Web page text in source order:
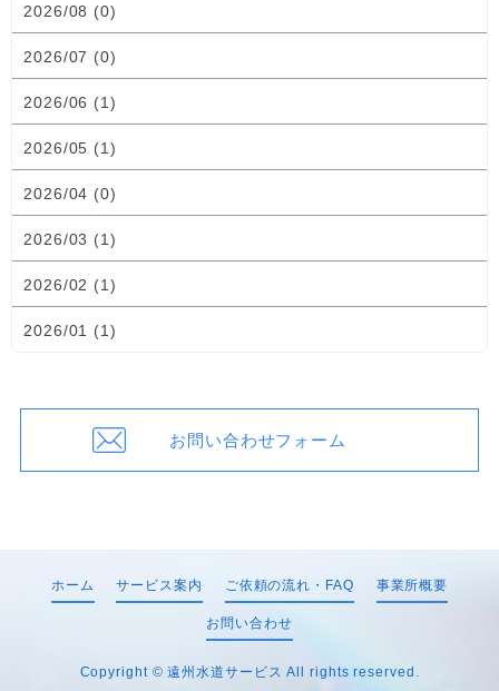
2026/08 (0)
2026/07 (0)
2026/06 (1)
2026/05 (1)
2026/04 (0)
2026/03 (1)
2026/02 (1)
2026/01 (1)
お問い合わせフォーム
ホーム サービス案内 ご依頼の流れ・FAQ 事業所概要
お問い合わせ
Copyright ©遠州水道サービス All rights reserved.